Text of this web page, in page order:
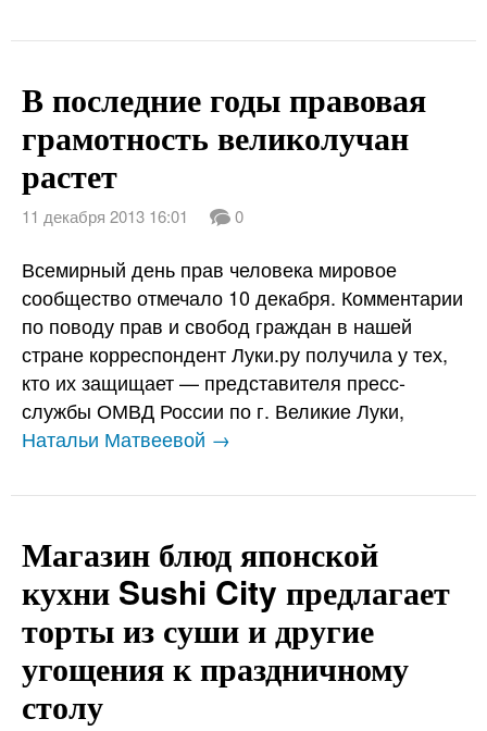
В последние годы правовая
грамотность великолучан
растет
11 декабря 2013 16:01 0
Всемирный день прав человека мировое
сообщество отмечало 10 декабря. Комментарии
по поводу прав и свобод граждан в нашей
стране корреспондент Луки.ру получила у тех,
кто их защищает — представителя пресс-
службы ОМВД России по г. Великие Луки,
Натальи Матвеевой →
Магазин блюд японской
кухни Sushi City предлагает
торты из суши и другие
угощения к праздничному
столу